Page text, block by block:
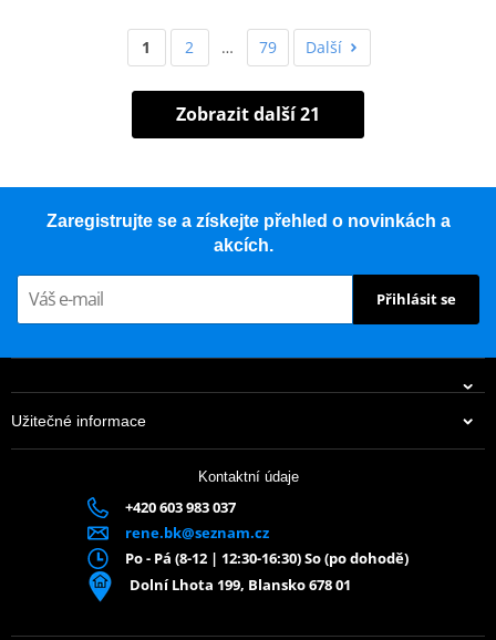
1 2 … 79 Další
Zobrazit další 21
Zaregistrujte se a získejte přehled o novinkách a
akcích.
Přihlásit se
Užitečné informace
Kontaktní údaje
+420 603 983 037
rene.bk@seznam.cz
Po - Pá (8-12 | 12:30-16:30) So (po dohodě)
Dolní Lhota 199, Blansko 678 01